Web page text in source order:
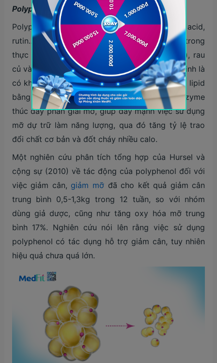
Polyphenol
Polyphenol (bao gồm catechin, chlorogenic acid,
rutin…) là các hợp chất thực vật tự nhiên có trong
thực phẩm như trà, cà phê, trái cây (nho, táo), rau
củ và yerba mate. Các chất này được chứng minh là
có khả năng kích thích sự sinh nhiệt và oxy hóa lipid
bằng cách kích hoạt protein AMPK – một enzyme
thúc đẩy phân giải mỡ, giúp đẩy mạnh việc sử dụng
mỡ dự trữ làm năng lượng, qua đó tăng tỷ lệ trao
đổi chất cơ bản và đốt cháy nhiều calo.
Một nghiên cứu phân tích tổng hợp của Hursel và
cộng sự (2010) về tác động của polyphenol đối với
việc giảm cân, giảm mỡđã cho kết quả giảm cân
trung bình 0,5-1,3kg trong 12 tuần, so với nhóm
dùng giả dược, cũng như tăng oxy hóa mỡ trung
bình 17%. Nghiên cứu nói lên rằng việc sử dụng
polyphenol có tác dụng hỗ trợ giảm cân, tuy nhiên
hiệu quả chưa quá lớn.